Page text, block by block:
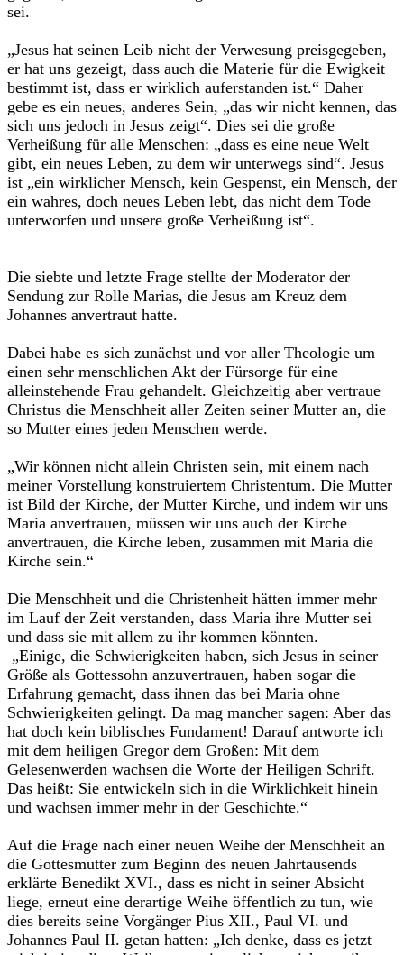
sei.
„Jesus hat seinen Leib nicht der Verwesung preisgegeben,
er hat uns gezeigt, dass auch die Materie für die Ewigkeit
bestimmt ist, dass er wirklich auferstanden ist.“ Daher
gebe es ein neues, anderes Sein, „das wir nicht kennen, das
sich uns jedoch in Jesus zeigt“. Dies sei die große
Verheißung für alle Menschen: „dass es eine neue Welt
gibt, ein neues Leben, zu dem wir unterwegs sind“. Jesus
ist „ein wirklicher Mensch, kein Gespenst, ein Mensch, der
ein wahres, doch neues Leben lebt, das nicht dem Tode
unterworfen und unsere große Verheißung ist“.
Die siebte und letzte Frage stellte der Moderator der
Sendung zur Rolle Marias, die Jesus am Kreuz dem
Johannes anvertraut hatte.
Dabei habe es sich zunächst und vor aller Theologie um
einen sehr menschlichen Akt der Fürsorge für eine
alleinstehende Frau gehandelt. Gleichzeitig aber vertraue
Christus die Menschheit aller Zeiten seiner Mutter an, die
so Mutter eines jeden Menschen werde.
„Wir können nicht allein Christen sein, mit einem nach
meiner Vorstellung konstruiertem Christentum. Die Mutter
ist Bild der Kirche, der Mutter Kirche, und indem wir uns
Maria anvertrauen, müssen wir uns auch der Kirche
anvertrauen, die Kirche leben, zusammen mit Maria die
Kirche sein.“
Die Menschheit und die Christenheit hätten immer mehr
im Lauf der Zeit verstanden, dass Maria ihre Mutter sei
und dass sie mit allem zu ihr kommen könnten.
„Einige, die Schwierigkeiten haben, sich Jesus in seiner
Größe als Gottessohn anzuvertrauen, haben sogar die
Erfahrung gemacht, dass ihnen das bei Maria ohne
Schwierigkeiten gelingt. Da mag mancher sagen: Aber das
hat doch kein biblisches Fundament! Darauf antworte ich
mit dem heiligen Gregor dem Großen: Mit dem
Gelesenwerden wachsen die Worte der Heiligen Schrift.
Das heißt: Sie entwickeln sich in die Wirklichkeit hinein
und wachsen immer mehr in der Geschichte.“
Auf die Frage nach einer neuen Weihe der Menschheit an
die Gottesmutter zum Beginn des neuen Jahrtausends
erklärte Benedikt XVI., dass es nicht in seiner Absicht
liege, erneut eine derartige Weihe öffentlich zu tun, wie
dies bereits seine Vorgänger Pius XII., Paul VI. und
Johannes Paul II. getan hatten: „Ich denke, dass es jetzt